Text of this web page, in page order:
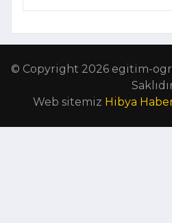
© Copyright 2026 egitim-
Web sitemiz Hibya